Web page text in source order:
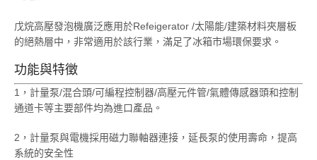
戊烷高壓發泡機廣泛應用於Refeigerator /太陽能/建築材料夾層板
的絕熱層中，非常適用於該行業，滿足了冰箱市場環保要求。
功能與特徵
1，計量泵/混合頭/可編程控制器/高壓元件管/氣體傳感器頭和控制
通道卡等主要部件均為進口產品。
2，計量泵與電機採用磁力聯軸器連接，延長泵的使用壽命，提高
系統的安全性